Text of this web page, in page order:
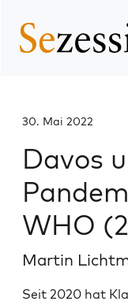
30. Mai 2022
Davos
WHO
Martin
Seit 2020 hat